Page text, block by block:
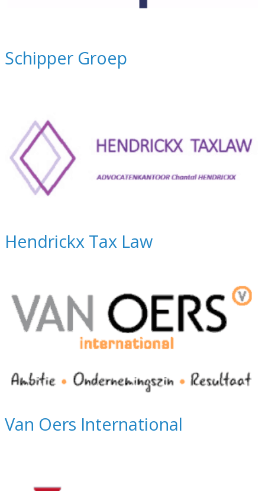
Schipper Groep
Hendrickx Tax Law
Van Oers International